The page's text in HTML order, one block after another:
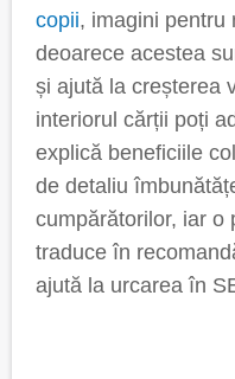
copii, imagini pentru
deoarece acestea
și ajută la creșterea
interiorul cărții poți
explică beneficiile
de detaliu
cumpărătorilor, iar o
traduce în
ajută la urcarea în